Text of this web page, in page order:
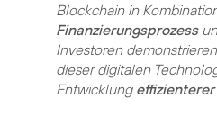
Blockchain in
Finanzierungsprozess
Investoren
dieser digitalen
Entwicklung